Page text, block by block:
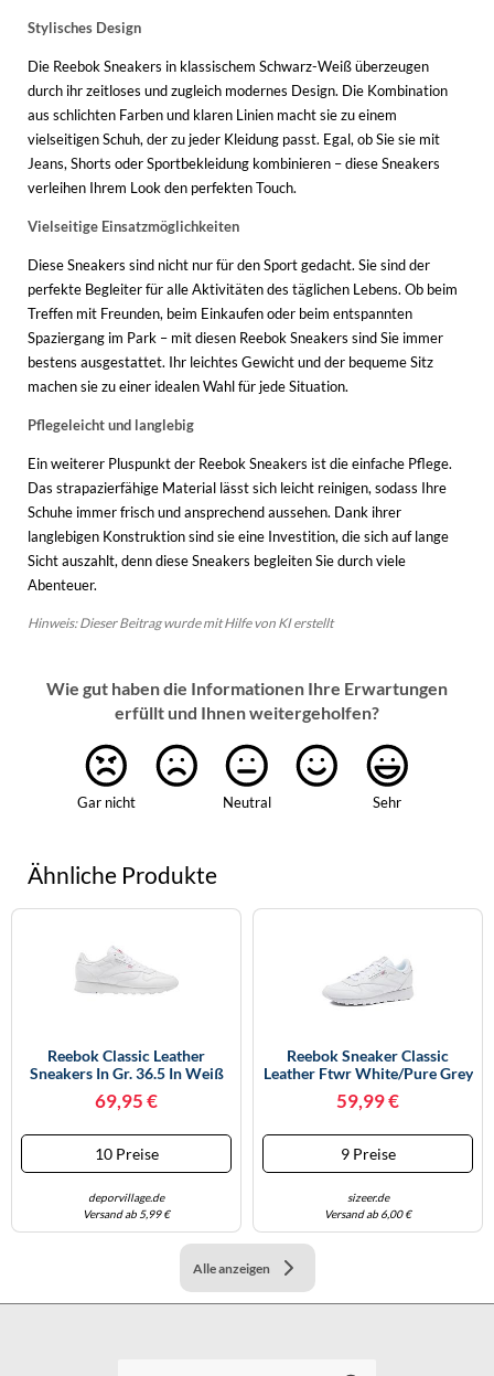
Stylisches Design
Die Reebok Sneakers in klassischem Schwarz-Weiß überzeugen
durch ihr zeitloses und zugleich modernes Design. Die Kombination
aus schlichten Farben und klaren Linien macht sie zu einem
vielseitigen Schuh, der zu jeder Kleidung passt. Egal, ob Sie sie mit
Jeans, Shorts oder Sportbekleidung kombinieren – diese Sneakers
verleihen Ihrem Look den perfekten Touch.
Vielseitige Einsatzmöglichkeiten
Diese Sneakers sind nicht nur für den Sport gedacht. Sie sind der
perfekte Begleiter für alle Aktivitäten des täglichen Lebens. Ob beim
Treffen mit Freunden, beim Einkaufen oder beim entspannten
Spaziergang im Park – mit diesen Reebok Sneakers sind Sie immer
bestens ausgestattet. Ihr leichtes Gewicht und der bequeme Sitz
machen sie zu einer idealen Wahl für jede Situation.
Pflegeleicht und langlebig
Ein weiterer Pluspunkt der Reebok Sneakers ist die einfache Pflege.
Das strapazierfähige Material lässt sich leicht reinigen, sodass Ihre
Schuhe immer frisch und ansprechend aussehen. Dank ihrer
langlebigen Konstruktion sind sie eine Investition, die sich auf lange
Sicht auszahlt, denn diese Sneakers begleiten Sie durch viele
Abenteuer.
Hinweis: Dieser Beitrag wurde mit Hilfe von KI erstellt
Wie gut haben die Informationen Ihre Erwartungen
erfüllt und Ihnen weitergeholfen?
Gar nicht Neutral Sehr
Ähnliche Produkte
Reebok Classic Leather
Sneakers In Gr. 36.5 In Weiß
69,95 €
10 Preise
deporvillage.de
Versand ab 5,99 €
Reebok Sneaker Classic
Leather Ftwr White/Pure Grey
Größe EU 45,5
59,99 €
9 Preise
sizeer.de
Versand ab 6,00 €
Alle anzeigen